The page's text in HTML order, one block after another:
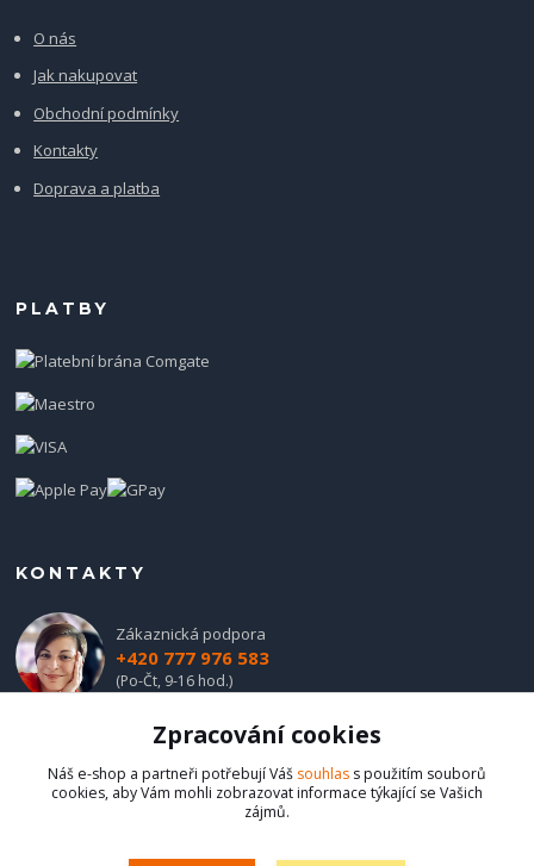
O nás
Jak nakupovat
Obchodní podmínky
Kontakty
Doprava a platba
PLATBY
KONTAKTY
Zákaznická podpora
+420 777 976 583
(Po-Čt, 9-16 hod.)
obchod@hadladla.cz
Zpracování cookies
Náš e-shop a partneři potřebují Váš souhlas s použitím souborů
cookies, aby Vám mohli zobrazovat informace týkající se Vašich
zájmů.